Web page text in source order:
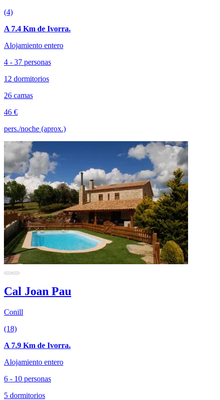
(4)
A 7.4 Km de Ivorra.
Alojamiento entero
4 - 37 personas
12 dormitorios
26 camas
46 €
pers./noche (aprox.)
Cal Joan Pau
Conill
(18)
A 7.9 Km de Ivorra.
Alojamiento entero
6 - 10 personas
5 dormitorios